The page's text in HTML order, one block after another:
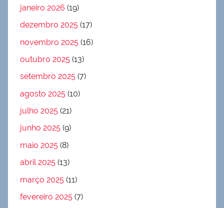
janeiro 2026 (19)
dezembro 2025 (17)
novembro 2025 (16)
outubro 2025 (13)
setembro 2025 (7)
agosto 2025 (10)
julho 2025 (21)
junho 2025 (9)
maio 2025 (8)
abril 2025 (13)
março 2025 (11)
fevereiro 2025 (7)